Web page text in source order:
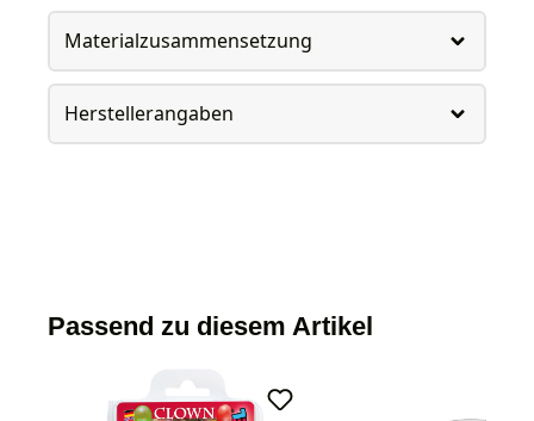
Materialzusammensetzung
Herstellerangaben
Passend zu diesem Artikel